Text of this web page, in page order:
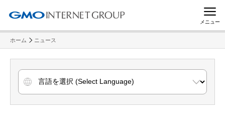
メニュー
ホーム ニュース